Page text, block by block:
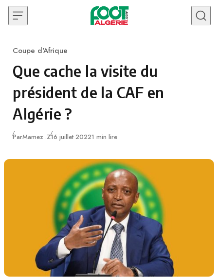
Skip to content
Category
Coupe d'Afrique
Que cache la visite du
président de la CAF en
Algérie ?
ParMamez .ZPublié
16 juillet 20221 min lire